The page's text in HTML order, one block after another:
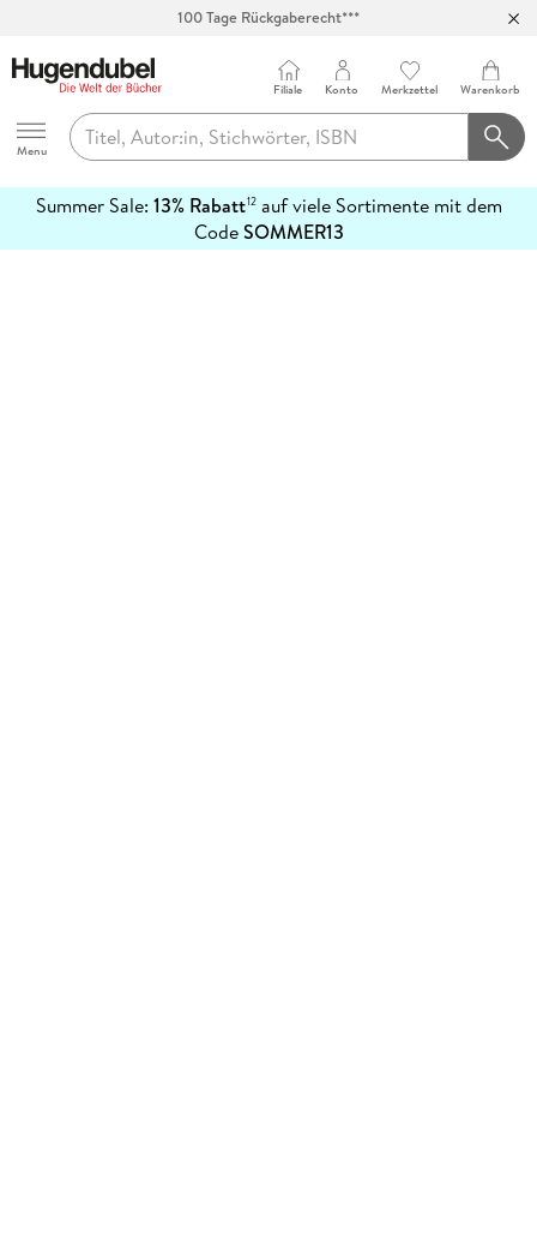
100 Tage Rückgaberecht***
Hugendubel
Menu
Filiale Konto Merkzettel Warenkorb
Summer Sale: 13% Rabatt12auf viele Sortimente mit dem
CodeSOMMER13
erfahren